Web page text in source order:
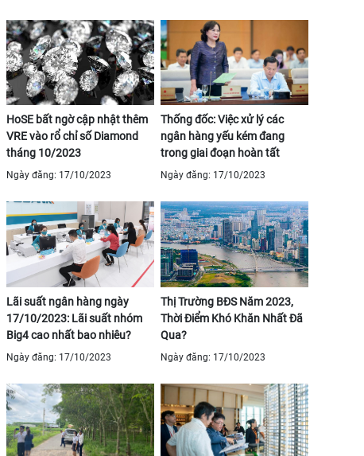
HoSE bất ngờ cập nhật thêm
VRE vào rổ chỉ số Diamond
tháng 10/2023
Ngày đăng: 17/10/2023
Thống đốc: Việc xử lý các
ngân hàng yếu kém đang
trong giai đoạn hoàn tất
Ngày đăng: 17/10/2023
Lãi suất ngân hàng ngày
17/10/2023: Lãi suất nhóm
Big4 cao nhất bao nhiêu?
Ngày đăng: 17/10/2023
Thị Trường BĐS Năm 2023,
Thời Điểm Khó Khăn Nhất Đã
Qua?
Ngày đăng: 17/10/2023